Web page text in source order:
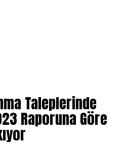
Taleplerinde
Raporuna Göre